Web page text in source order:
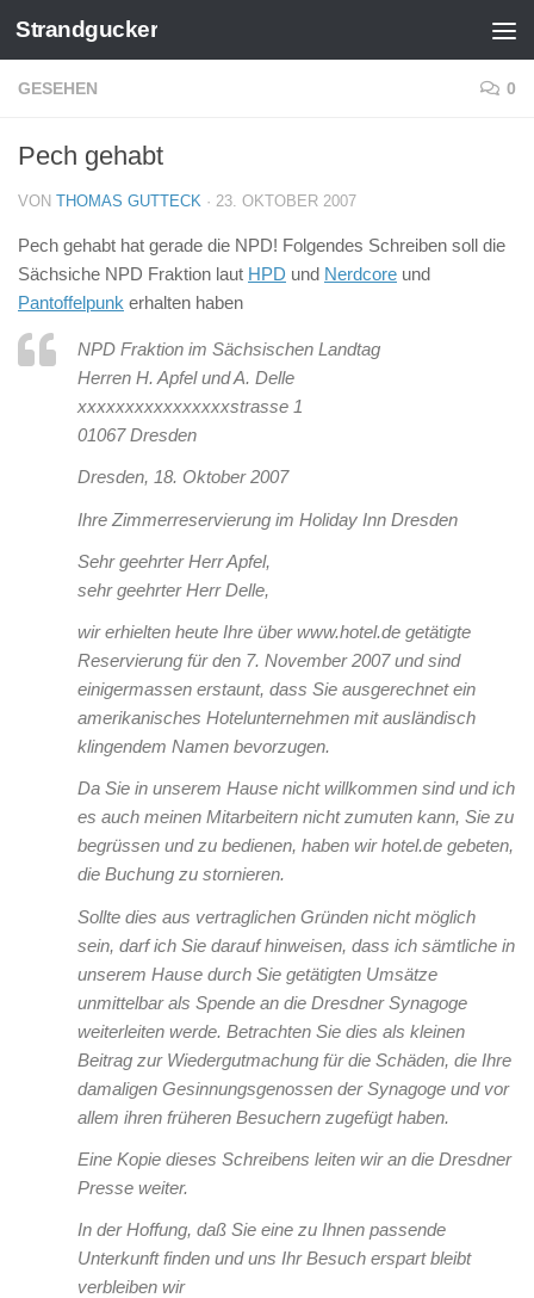
Zum Inhalt springen
Strandgucker
GESEHEN 0
Pech gehabt
VON THOMAS GUTTECK · 23. OKTOBER 2007
Pech gehabt hat gerade die NPD! Folgendes Schreiben soll die
Sächsiche NPD Fraktion laut HPD und Nerdcore und
Pantoffelpunk erhalten haben
NPD Fraktion im Sächsischen Landtag
Herren H. Apfel und A. Delle
xxxxxxxxxxxxxxxxstrasse 1
01067 Dresden
Dresden, 18. Oktober 2007
Ihre Zimmerreservierung im Holiday Inn Dresden
Sehr geehrter Herr Apfel,
sehr geehrter Herr Delle,
wir erhielten heute Ihre über www.hotel.de getätigte
Reservierung für den 7. November 2007 und sind
einigermassen erstaunt, dass Sie ausgerechnet ein
amerikanisches Hotelunternehmen mit ausländisch
klingendem Namen bevorzugen.
Da Sie in unserem Hause nicht willkommen sind und ich
es auch meinen Mitarbeitern nicht zumuten kann, Sie zu
begrüssen und zu bedienen, haben wir hotel.de gebeten,
die Buchung zu stornieren.
Sollte dies aus vertraglichen Gründen nicht möglich
sein, darf ich Sie darauf hinweisen, dass ich sämtliche in
unserem Hause durch Sie getätigten Umsätze
unmittelbar als Spende an die Dresdner Synagoge
weiterleiten werde. Betrachten Sie dies als kleinen
Beitrag zur Wiedergutmachung für die Schäden, die Ihre
damaligen Gesinnungsgenossen der Synagoge und vor
allem ihren früheren Besuchern zugefügt haben.
Eine Kopie dieses Schreibens leiten wir an die Dresdner
Presse weiter.
In der Hoffung, daß Sie eine zu Ihnen passende
Unterkunft finden und uns Ihr Besuch erspart bleibt
verbleiben wir